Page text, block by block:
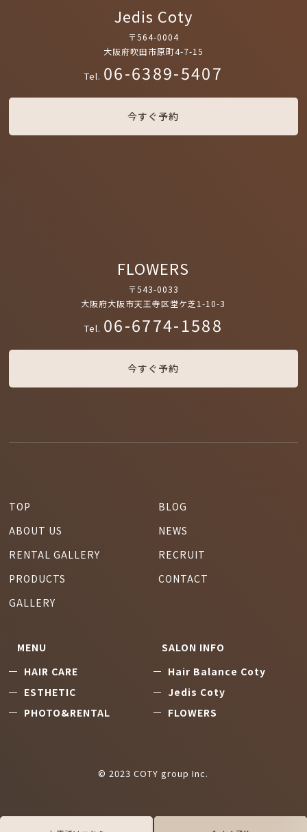
Jedis Coty
〒564-0004
大阪府吹田市原町4-7-15
Tel. 06-6389-5407
今すぐ予約
FLOWERS
〒543-0033
大阪府大阪市天王寺区堂ケ芝1-10-3
Tel. 06-6774-1588
今すぐ予約
TOP
ABOUT US
RENTAL GALLERY
PRODUCTS
GALLERY
BLOG
NEWS
RECRUIT
CONTACT
MENU
HAIR CARE
ESTHETIC
PHOTO&RENTAL
SALON INFO
Hair Balance Coty
Jedis Coty
FLOWERS
© 2023 COTY group Inc.